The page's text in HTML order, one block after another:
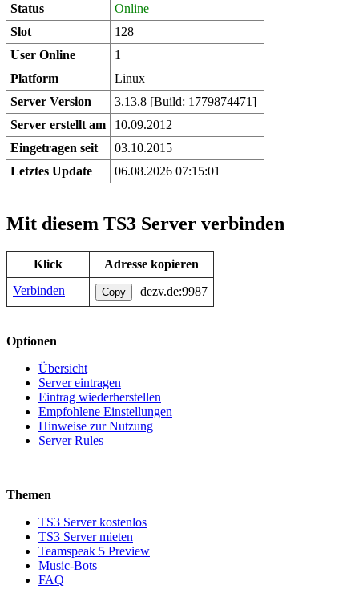
Status
Online
Slot
128
User Online
1
Platform
Linux
Server Version
3.13.8 [Build: 1779874471]
Server erstellt am
10.09.2012
Eingetragen seit
03.10.2015
Letztes Update
06.08.2026 07:15:01
Mit diesem TS3 Server verbinden
Klick
Adresse kopieren
Verbinden
Copy dezv.de:9987
Optionen
Übersicht
Server eintragen
Eintrag wiederherstellen
Empfohlene Einstellungen
Hinweise zur Nutzung
Server Rules
Themen
TS3 Server kostenlos
TS3 Server mieten
Teamspeak 5 Preview
Music-Bots
FAQ